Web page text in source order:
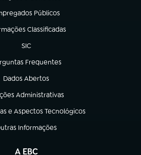
Públicos
em nova aba)
Classificadas
em nova aba)
SIC
(abre em nova aba)
Frequentes
em nova aba)
Dados Abertos
(abre em nova aba)
Administrativas
em nova aba)
e Aspectos Tecnológicos
aba)
Informações
em nova aba)
A EBC